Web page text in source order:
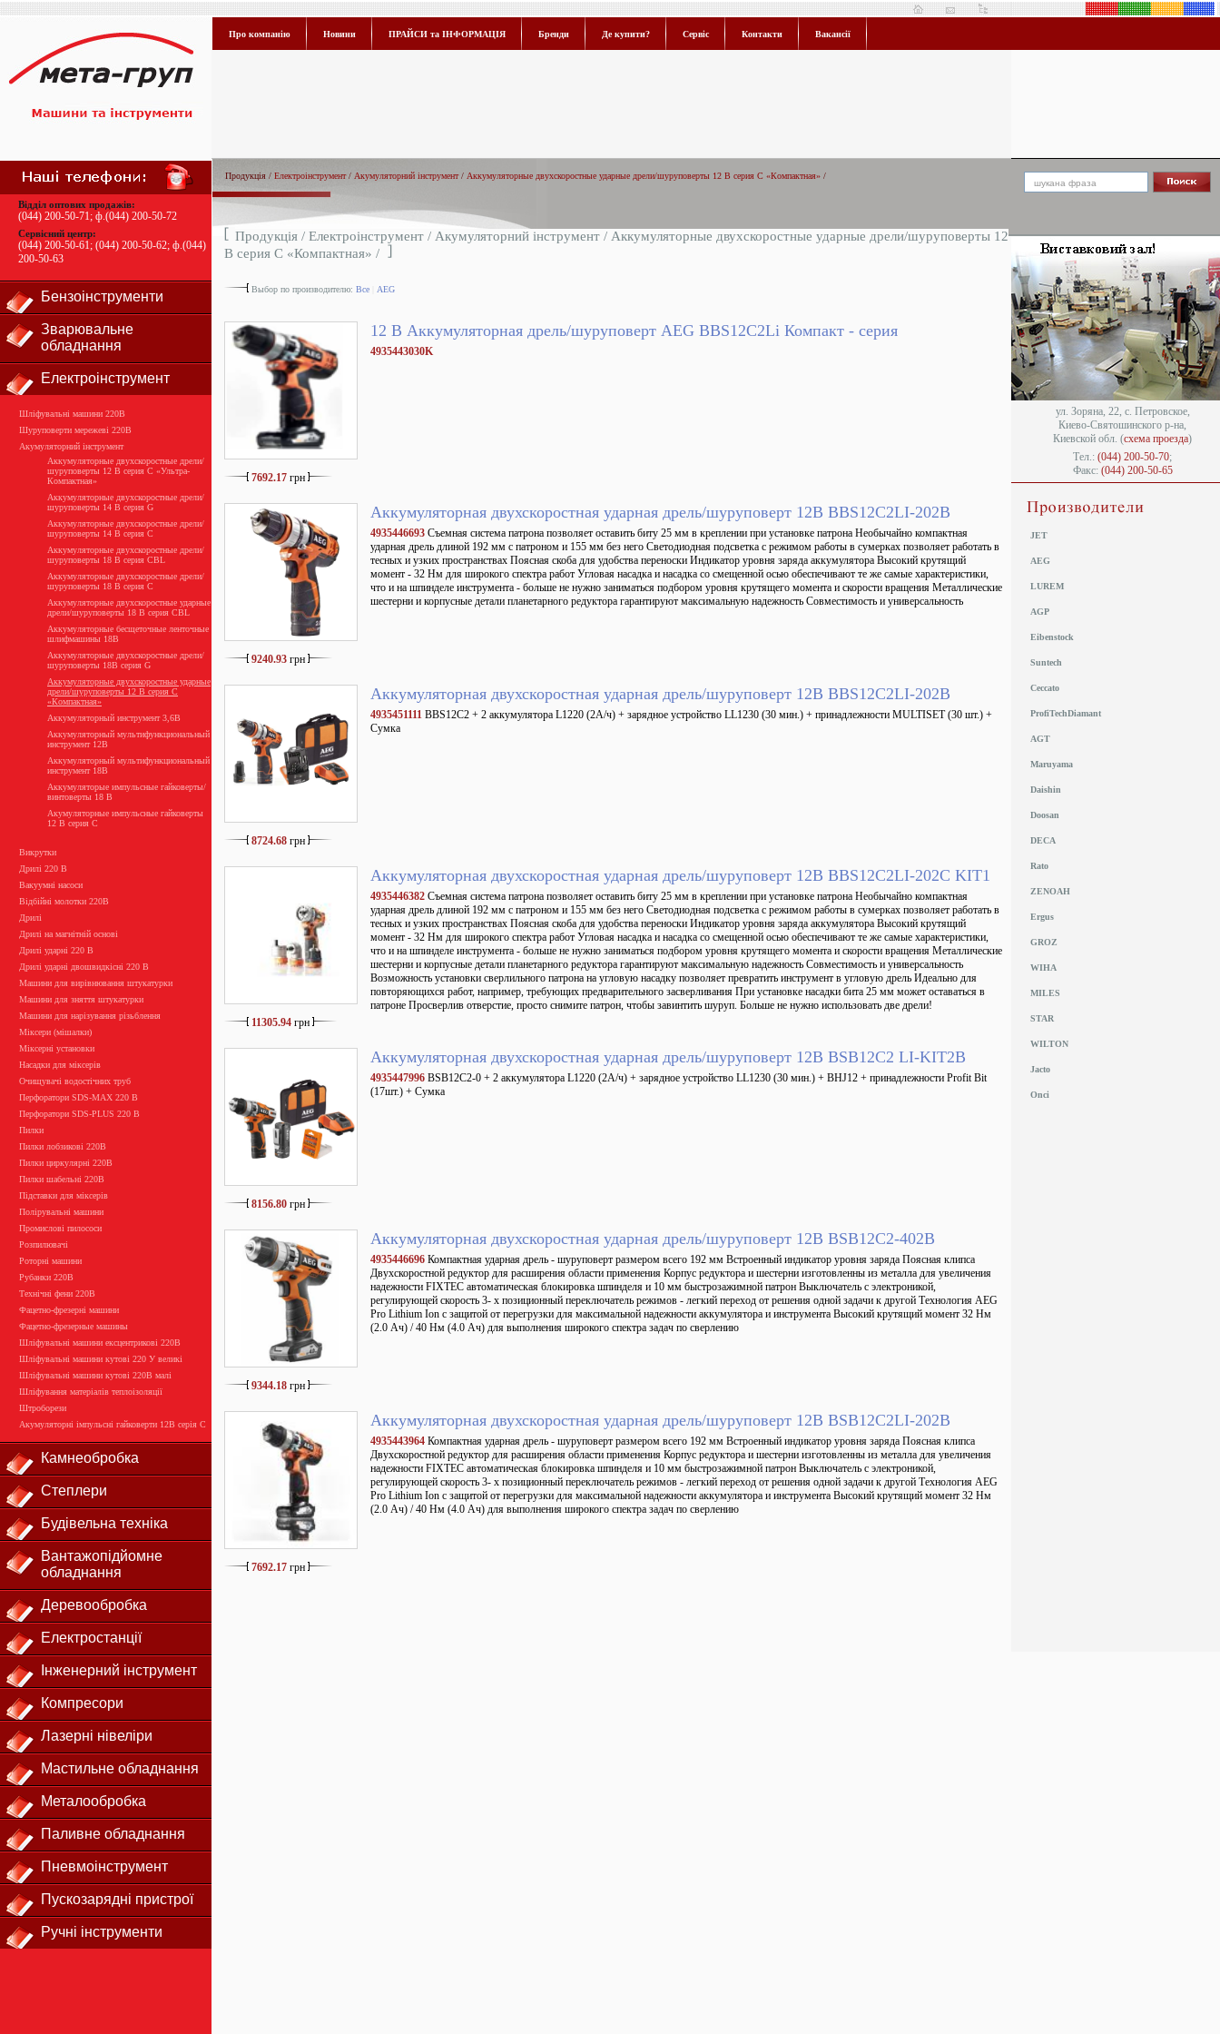
Відділ оптових продажів:
(044) 200-50-71; ф.(044) 200-50-72
Сервісний центр:
(044) 200-50-61; (044) 200-50-62; ф.(044)
200-50-63
Бензоінструменти
Зварювальне
обладнання
Електроінструмент
Шліфувальні машини 220В
Шуруповерти мережеві 220В
Акумуляторний інструмент
Аккумуляторные двухскоростные дрели/
шуруповерты 12 В серия С «Ультра-
Компактная»
Аккумуляторные двухскоростные дрели/
шуруповерты 14 В серия G
Аккумуляторные двухскоростные дрели/
шуруповерты 14 В серия С
Аккумуляторные двухскоростные дрели/
шуруповерты 18 В серия CBL
Аккумуляторные двухскоростные дрели/
шуруповерты 18 В серия С
Аккумуляторные двухскоростные ударные
дрели/шуруповерты 18 В серия CBL
Аккумуляторные бесщеточные ленточные
шлифмашины 18В
Аккумуляторные двухскоростные дрели/
шуруповерты 18В серия G
Аккумуляторные двухскоростные ударные
дрели/шуруповерты 12 В серия С
«Компактная»
Аккумуляторный инструмент 3,6В
Аккумуляторный мультифункциональный
инструмент 12В
Аккумуляторный мультифункциональный
инструмент 18В
Аккумуляторые импульсные гайковерты/
винтоверты 18 В
Акумуляторные импульсные гайковерты
12 В серия C
Викрутки
Дрилі 220 В
Вакуумні насоси
Відбійні молотки 220В
Дрилі
Дрилі на магнітній основі
Дрилі ударні 220 В
Дрилі ударні двошвидкісні 220 В
Машини для вирівнювання штукатурки
Машини для зняття штукатурки
Машини для нарізування різьблення
Міксери (мішалки)
Міксерні установки
Насадки для міксерів
Очищувачі водостічних труб
Перфоратори SDS-MAX 220 В
Перфоратори SDS-PLUS 220 В
Пилки
Пилки лобзикові 220В
Пилки циркулярні 220В
Пилки шабельні 220В
Підставки для міксерів
Полірувальні машини
Промислові пилососи
Розпилювачі
Роторні машини
Рубанки 220В
Технічні фени 220В
Фацетно-фрезерні машини
Фацетно-фрезерные машины
Шліфувальні машини ексцентрикові 220В
Шліфувальні машини кутові 220 У великі
Шліфувальні машини кутові 220В малі
Шліфування матеріалів теплоізоляції
Штроборези
Акумуляторні імпульсні гайковерти 12В серія С
Камнеобробка
Степлери
Будівельна техніка
Вантажопідйомне
обладнання
Деревообробка
Електростанції
Інженерний інструмент
Компресори
Лазерні нівеліри
Мастильне обладнання
Металообробка
Паливне обладнання
Пневмоінструмент
Пускозарядні пристрої
Ручні інструменти
Про компанію Новини ПРАЙСИ та ІНФОРМАЦІЯ Бренди Де купити? Сервіс Контакти Вакансії
Продукція / Електроінструмент/ Акумуляторний інструмент/ Аккумуляторные двухскоростные ударные дрели/шуруповерты 12 В серия С «Компактная» /
Продукція / Електроінструмент / Акумуляторний інструмент / Аккумуляторные двухскоростные ударные дрели/шуруповерты 12
В серия С «Компактная» /
Выбор по производителю: Все AEG
7692.17 грн
12 В Аккумуляторная дрель/шуруповерт AEG BBS12C2Li Компакт - серия
4935443030K
9240.93 грн
Аккумуляторная двухскоростная ударная дрель/шуруповерт 12В BBS12C2LI-202B
4935446693 Съемная система патрона позволяет оставить биту 25 мм в креплении при установке патрона Необычайно компактная
ударная дрель длиной 192 мм с патроном и 155 мм без него Светодиодная подсветка с режимом работы в сумерках позволяет работать в
тесных и узких пространствах Поясная скоба для удобства переноски Индикатор уровня заряда аккумулятора Высокий крутящий
момент - 32 Нм для широкого спектра работ Угловая насадка и насадка со смещенной осью обеспечивают те же самые характеристики,
что и на шпинделе инструмента - больше не нужно заниматься подбором уровня крутящего момента и скорости вращения Металлические
шестерни и корпусные детали планетарного редуктора гарантируют максимальную надежность Совместимость и универсальность
8724.68 грн
Аккумуляторная двухскоростная ударная дрель/шуруповерт 12В BBS12C2LI-202B
4935451111 BBS12C2 + 2 аккумулятора L1220 (2А/ч) + зарядное устройство LL1230 (30 мин.) + принадлежности MULTISET (30 шт.) +
Сумка
11305.94 грн
Аккумуляторная двухскоростная ударная дрель/шуруповерт 12В BBS12C2LI-202C KIT1
4935446382 Съемная система патрона позволяет оставить биту 25 мм в креплении при установке патрона Необычайно компактная
ударная дрель длиной 192 мм с патроном и 155 мм без него Светодиодная подсветка с режимом работы в сумерках позволяет работать в
тесных и узких пространствах Поясная скоба для удобства переноски Индикатор уровня заряда аккумулятора Высокий крутящий
момент - 32 Нм для широкого спектра работ Угловая насадка и насадка со смещенной осью обеспечивают те же самые характеристики,
что и на шпинделе инструмента - больше не нужно заниматься подбором уровня крутящего момента и скорости вращения Металлические
шестерни и корпусные детали планетарного редуктора гарантируют максимальную надежность Совместимость и универсальность
Возможность установки сверлильного патрона на угловую насадку позволяет превратить инструмент в угловую дрель Идеально для
повторяющихся работ, например, требующих предварительного засверливания При установке насадки бита 25 мм может оставаться в
патроне Просверлив отверстие, просто снимите патрон, чтобы завинтить шуруп. Больше не нужно использовать две дрели!
8156.80 грн
Аккумуляторная двухскоростная ударная дрель/шуруповерт 12В BSB12C2 LI-KIT2B
4935447996 BSB12C2-0 + 2 аккумулятора L1220 (2А/ч) + зарядное устройство LL1230 (30 мин.) + BHJ12 + принадлежности Profit Bit
(17шт.) + Сумка
9344.18 грн
Аккумуляторная двухскоростная ударная дрель/шуруповерт 12В BSB12C2-402B
4935446696 Компактная ударная дрель - шуруповерт размером всего 192 мм Встроенный индикатор уровня заряда Поясная клипса
Двухскоростной редуктор для расширения области применения Корпус редуктора и шестерни изготовленны из металла для увеличения
надежности FIXTEC автоматическая блокировка шпинделя и 10 мм быстрозажимной патрон Выключатель с электроникой,
регулирующей скорость 3- х позиционный переключатель режимов - легкий переход от решения одной задачи к другой Технология AEG
Pro Lithium Ion с защитой от перегрузки для максимальной надежности аккумулятора и инструмента Высокий крутящий момент 32 Нм
(2.0 Ач) / 40 Нм (4.0 Ач) для выполнения широкого спектра задач по сверлению
7692.17 грн
Аккумуляторная двухскоростная ударная дрель/шуруповерт 12В BSB12C2LI-202B
4935443964 Компактная ударная дрель - шуруповерт размером всего 192 мм Встроенный индикатор уровня заряда Поясная клипса
Двухскоростной редуктор для расширения области применения Корпус редуктора и шестерни изготовленны из металла для увеличения
надежности FIXTEC автоматическая блокировка шпинделя и 10 мм быстрозажимной патрон Выключатель с электроникой,
регулирующей скорость 3- х позиционный переключатель режимов - легкий переход от решения одной задачи к другой Технология AEG
Pro Lithium Ion с защитой от перегрузки для максимальной надежности аккумулятора и инструмента Высокий крутящий момент 32 Нм
(2.0 Ач) / 40 Нм (4.0 Ач) для выполнения широкого спектра задач по сверлению
ул. Зоряна, 22, с. Петровское,
Киево-Святошинского р-на,
Киевской обл. (схема проезда)
Тел.: (044) 200-50-70;
Факс: (044) 200-50-65
JET
AEG
LUREM
AGP
Eibenstock
Suntech
Ceccato
ProfiTechDiamant
AGT
Maruyama
Daishin
Doosan
DECA
Rato
ZENOAH
Ergus
GROZ
WIHA
MILES
STAR
WILTON
Jacto
Onci